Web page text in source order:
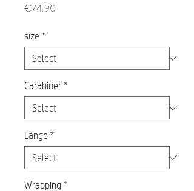
€74.90
size *
Carabiner *
Länge *
Wrapping *